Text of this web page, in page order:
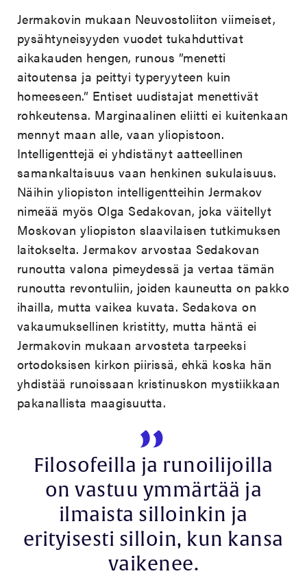
Jermakovin mukaan Neuvostoliiton viimeiset,
pysähtyneisyyden vuodet tukahduttivat
aikakauden hengen, runous ”menetti
aitoutensa ja peittyi typeryyteen kuin
homeeseen.” Entiset uudistajat menettivät
rohkeutensa. Marginaalinen eliitti ei kuitenkaan
mennyt maan alle, vaan yliopistoon.
Intelligenttejä ei yhdistänyt aatteellinen
samankaltaisuus vaan henkinen sukulaisuus.
Näihin yliopiston intelligentteihin Jermakov
nimeää myös Olga Sedakovan, joka väitellyt
Moskovan yliopiston slaavilaisen tutkimuksen
laitokselta. Jermakov arvostaa Sedakovan
runoutta valona pimeydessä ja vertaa tämän
runoutta revontuliin, joiden kauneutta on pakko
ihailla, mutta vaikea kuvata. Sedakova on
vakaumuksellinen kristitty, mutta häntä ei
Jermakovin mukaan arvosteta tarpeeksi
ortodoksisen kirkon piirissä, ehkä koska hän
yhdistää runoissaan kristinuskon mystiikkaan
pakanallista maagisuutta.
Filosofeilla ja runoilijoilla
on vastuu ymmärtää ja
ilmaista silloinkin ja
erityisesti silloin, kun kansa
vaikenee.